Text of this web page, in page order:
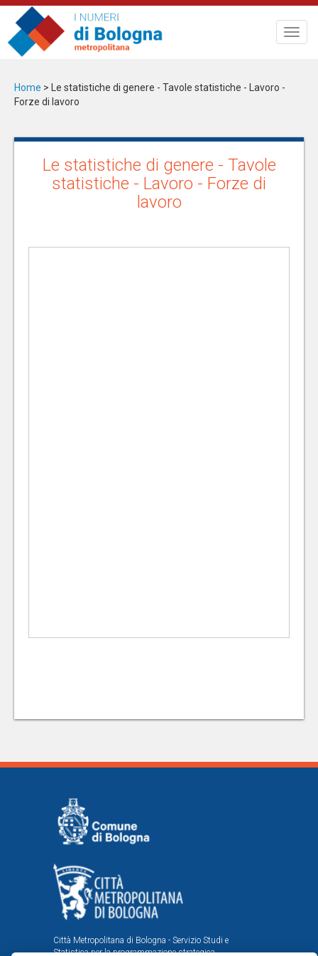
Salta
contenuto
principale
Home >
Le statistiche di genere - Tavole statistiche - Lavoro -
Forze di lavoro
Le statistiche di genere - Tavole
statistiche - Lavoro - Forze di
lavoro
Città Metropolitana di Bologna - Servizio Studi e
Statistica per la programmazione strategica